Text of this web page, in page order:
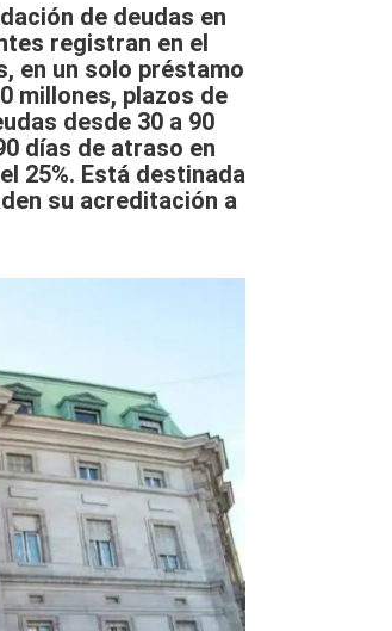
de deudas en
registran en el
en un solo préstamo
millones, plazos de
desde 30 a 90
días de atraso en
25%. Está destinada
su acreditación a